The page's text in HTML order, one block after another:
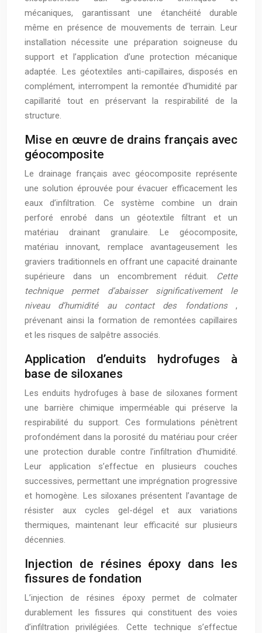
mécaniques, garantissant une étanchéité durable
même en présence de mouvements de terrain. Leur
installation nécessite une préparation soigneuse du
support et l’application d’une protection mécanique
adaptée. Les géotextiles anti-capillaires, disposés en
complément, interrompent la remontée d’humidité par
capillarité tout en préservant la respirabilité de la
structure.
Mise en œuvre de drains français avec
géocomposite
Le drainage français avec géocomposite représente
une solution éprouvée pour évacuer efficacement les
eaux d’infiltration. Ce système combine un drain
perforé enrobé dans un géotextile filtrant et un
matériau drainant granulaire. Le géocomposite,
matériau innovant, remplace avantageusement les
graviers traditionnels en offrant une capacité drainante
supérieure dans un encombrement réduit.
Cette
technique permet d’abaisser significativement le
niveau d’humidité au contact des fondations ,
prévenant ainsi la formation de remontées capillaires
et les risques de salpêtre associés.
Application d’enduits hydrofuges à
base de siloxanes
Les enduits hydrofuges à base de siloxanes forment
une barrière chimique imperméable qui préserve la
respirabilité du support. Ces formulations pénètrent
profondément dans la porosité du matériau pour créer
une protection durable contre l’infiltration d’humidité.
Leur application s’effectue en plusieurs couches
successives, permettant une imprégnation progressive
et homogène. Les siloxanes présentent l’avantage de
résister aux cycles gel-dégel et aux variations
thermiques, maintenant leur efficacité sur plusieurs
décennies.
Injection de résines époxy dans les
fissures de fondation
L’injection de résines époxy permet de colmater
durablement les fissures qui constituent des voies
d’infiltration privilégiées. Cette technique s’effectue